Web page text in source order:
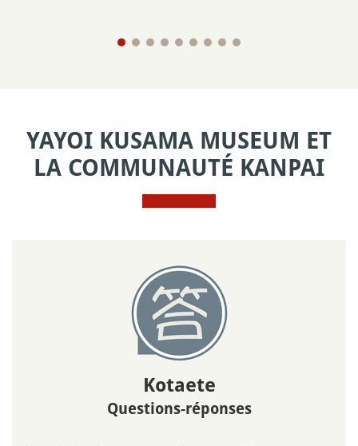
YAYOI KUSAMA MUSEUM ET
LA COMMUNAUTÉ KANPAI
Kotaete
Questions-réponses